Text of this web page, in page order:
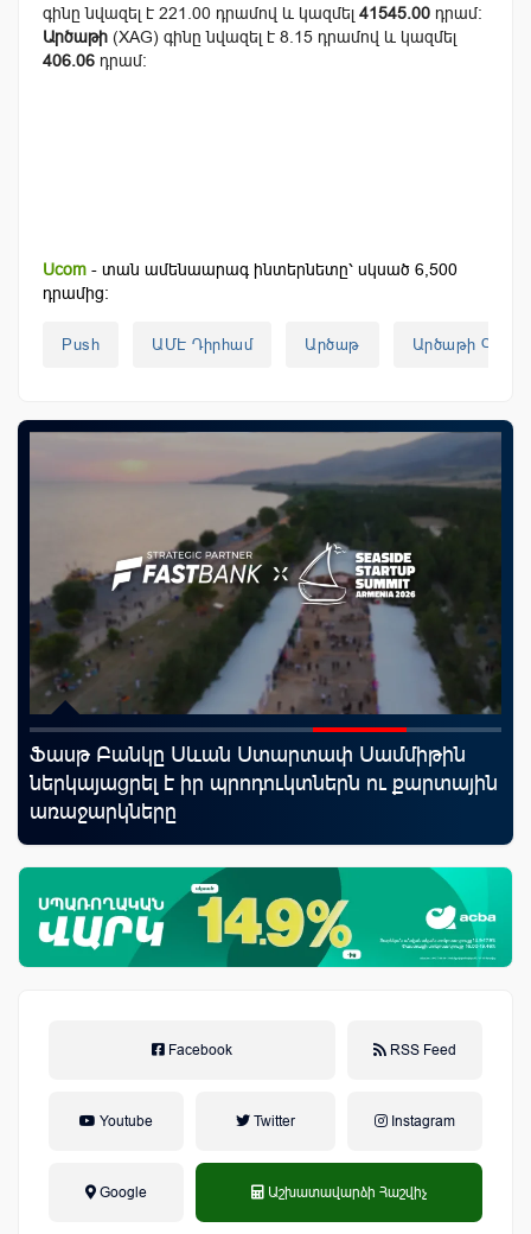
գինը նվազել է 221.00 դրամով և կազմել 41545.00 դրամ:
Արծաթի (XAG) գինը նվազել է 8.15 դրամով և կազմել
406.06 դրամ:
Ucom - տան ամենաարագ ինտերնետը՝ սկսած 6,500
դրամից:
Push ԱՄԷ Դիրհամ Արծաթ Արծաթի Գին
Ֆասթ Բանկը Սևան Ստարտափ Սամմիթին
ներկայացրել է իր պրոդուկտներն ու քարտային
առաջարկները
Facebook RSS Feed
Youtube Twitter Instagram
Google Աշխատավարձի Հաշվիչ